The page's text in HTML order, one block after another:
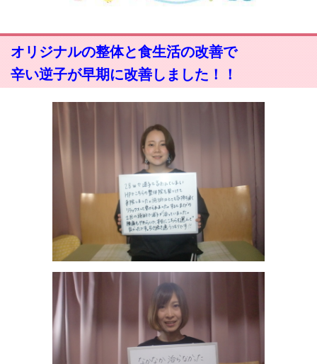
オリジナルの整体と食生活の改善で
辛い逆子が早期に改善しました！！